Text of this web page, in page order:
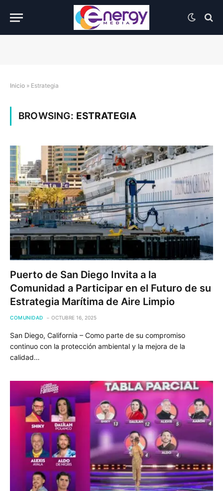
Inicio » Estrategia
BROWSING: ESTRATEGIA
Puerto de San Diego Invita a la
Comunidad a Participar en el Futuro de su
Estrategia Marítima de Aire Limpio
COMUNIDAD OCTUBRE 16, 2025
San Diego, California – Como parte de su compromiso
continuo con la protección ambiental y la mejora de la
calidad…